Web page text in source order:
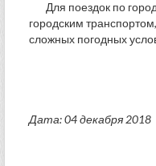
Для поездок по
городским
сложных погодных
Дата: 04 декабря 2018